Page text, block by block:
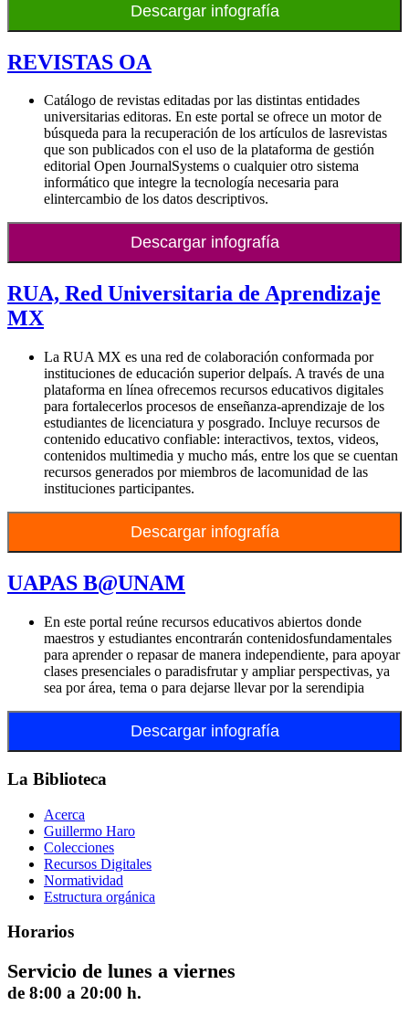
Descargar infografía
REVISTAS OA
Catálogo de revistas editadas por las distintas entidades
universitarias editoras. En este portal se ofrece un motor de
búsqueda para la recuperación de los artículos de lasrevistas
que son publicados con el uso de la plataforma de gestión
editorial Open JournalSystems o cualquier otro sistema
informático que integre la tecnología necesaria para
elintercambio de los datos descriptivos.
Descargar infografía
RUA, Red Universitaria de Aprendizaje
MX
La RUA MX es una red de colaboración conformada por
instituciones de educación superior delpaís. A través de una
plataforma en línea ofrecemos recursos educativos digitales
para fortalecerlos procesos de enseñanza-aprendizaje de los
estudiantes de licenciatura y posgrado. Incluye recursos de
contenido educativo confiable: interactivos, textos, videos,
contenidos multimedia y mucho más, entre los que se cuentan
recursos generados por miembros de lacomunidad de las
instituciones participantes.
Descargar infografía
UAPAS B@UNAM
En este portal reúne recursos educativos abiertos donde
maestros y estudiantes encontrarán contenidosfundamentales
para aprender o repasar de manera independiente, para apoyar
clases presenciales o paradisfrutar y ampliar perspectivas, ya
sea por área, tema o para dejarse llevar por la serendipia
Descargar infografía
La Biblioteca
Acerca
Guillermo Haro
Colecciones
Recursos Digitales
Normatividad
Estructura orgánica
Horarios
Servicio de lunes a viernes
de 8:00 a 20:00 h.